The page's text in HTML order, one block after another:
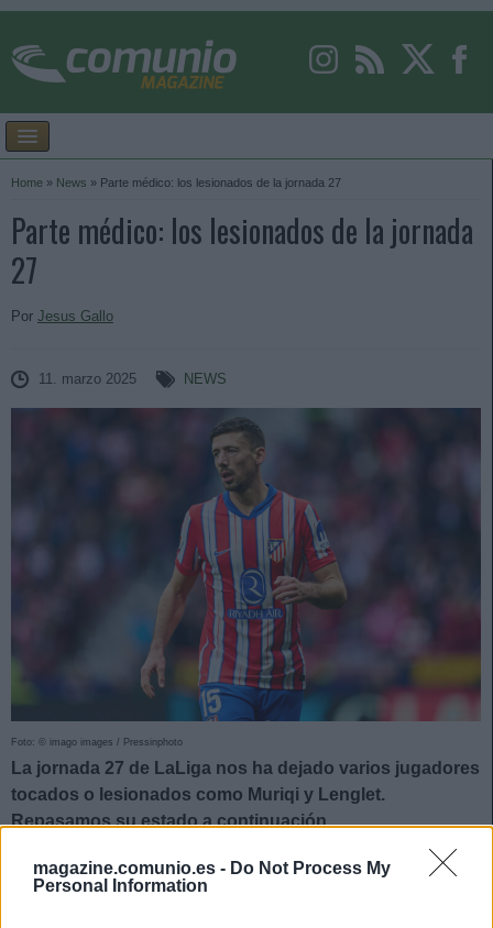
magazine.comunio.es - Do Not Process My
Personal Information
Home » News » Parte médico: los lesionados de la jornada 27
Parte médico: los lesionados de la jornada
27
Por Jesus Gallo
11. marzo 2025 NEWS
Foto: © imago images / Pressinphoto
La jornada 27 de LaLiga nos ha dejado varios jugadores
tocados o lesionados como Muriqi y Lenglet.
Repasamos su estado a continuación.
Muriqi, sustituido por fatiga